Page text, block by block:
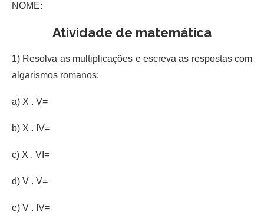
NOME:
Atividade de matemática
1) Resolva as multiplicações e escreva as respostas com
algarismos romanos:
a) X . V=
b) X . IV=
c) X . VI=
d) V . V=
e) V . IV=